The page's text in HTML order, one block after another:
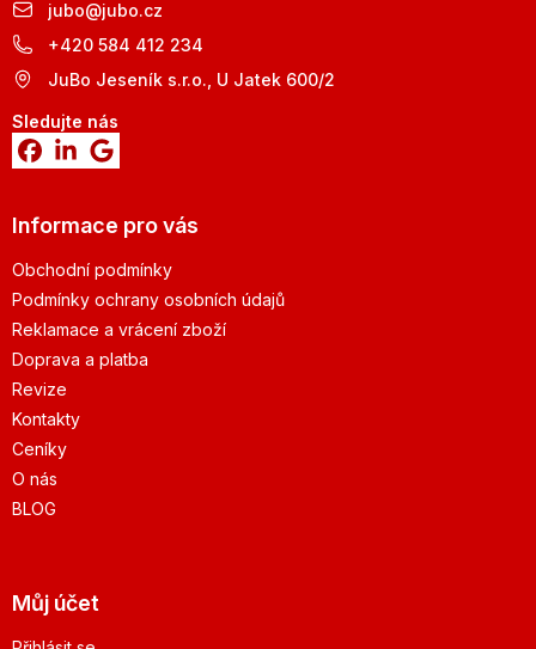
jubo@jubo.cz
+420 584 412 234
JuBo Jeseník s.r.o., U Jatek 600/2
Sledujte nás
Informace pro vás
Obchodní podmínky
Podmínky ochrany osobních údajů
Reklamace a vrácení zboží
Doprava a platba
Revize
Kontakty
Ceníky
O nás
BLOG
Můj účet